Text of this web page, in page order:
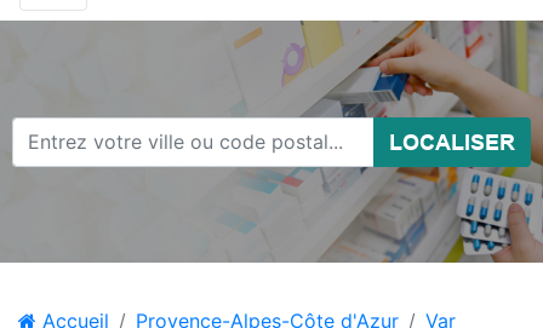
LOCALISER
Accueil Provence-Alpes-Côte d'Azur
Var